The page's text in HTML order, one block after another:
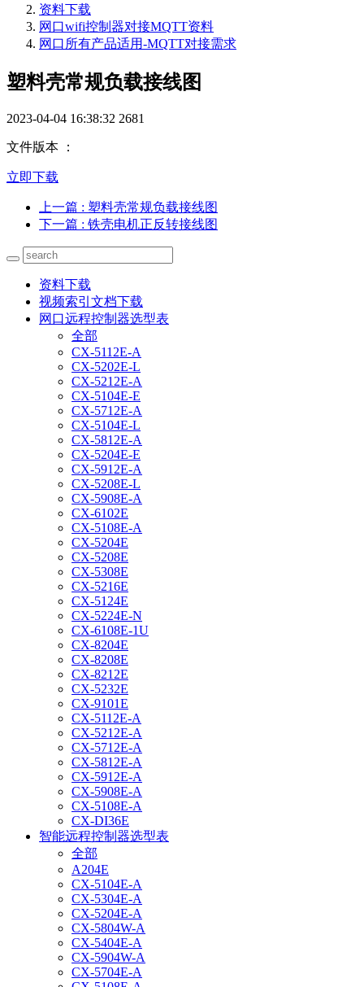
资料下载
网口wifi控制器对接MQTT资料
网口所有产品适用-MQTT对接需求
塑料壳常规负载接线图
2023-04-04 16:38:32 2681
文件版本 ：
立即下载
上一篇 : 塑料壳常规负载接线图
下一篇 : 铁壳电机正反转接线图
资料下载
视频索引文档下载
网口远程控制器选型表
全部
CX-5112E-A
CX-5202E-L
CX-5212E-A
CX-5104E-E
CX-5712E-A
CX-5104E-L
CX-5812E-A
CX-5204E-E
CX-5912E-A
CX-5208E-L
CX-5908E-A
CX-6102E
CX-5108E-A
CX-5204E
CX-5208E
CX-5308E
CX-5216E
CX-5124E
CX-5224E-N
CX-6108E-1U
CX-8204E
CX-8208E
CX-8212E
CX-5232E
CX-9101E
CX-5112E-A
CX-5212E-A
CX-5712E-A
CX-5812E-A
CX-5912E-A
CX-5908E-A
CX-5108E-A
CX-DI36E
智能远程控制器选型表
全部
A204E
CX-5104E-A
CX-5304E-A
CX-5204E-A
CX-5804W-A
CX-5404E-A
CX-5904W-A
CX-5704E-A